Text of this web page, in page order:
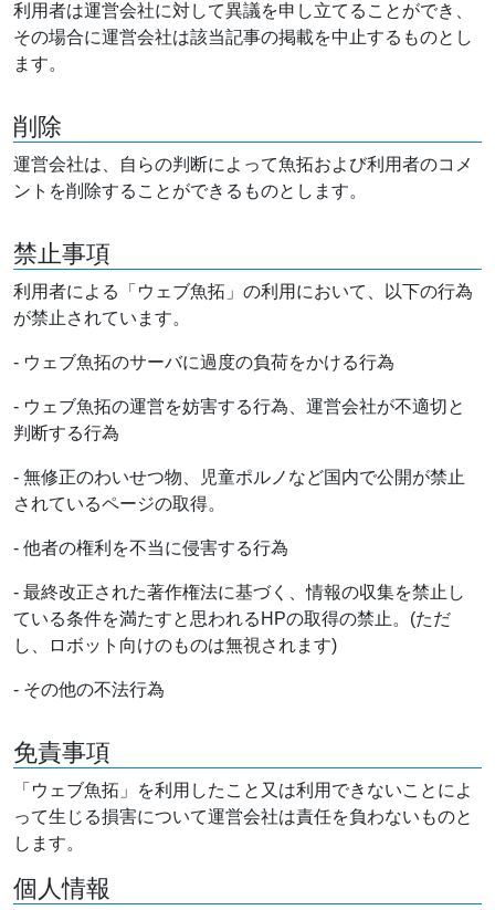
利用者は運営会社に対して異議を申し立てることができ、
その場合に運営会社は該当記事の掲載を中止するものとし
ます。
削除
運営会社は、自らの判断によって魚拓および利用者のコメ
ントを削除することができるものとします。
禁止事項
利用者による「ウェブ魚拓」の利用において、以下の行為
が禁止されています。
- ウェブ魚拓のサーバに過度の負荷をかける行為
- ウェブ魚拓の運営を妨害する行為、運営会社が不適切と
判断する行為
- 無修正のわいせつ物、児童ポルノなど国内で公開が禁止
されているページの取得。
- 他者の権利を不当に侵害する行為
- 最終改正された著作権法に基づく、情報の収集を禁止し
ている条件を満たすと思われるHPの取得の禁止。(ただ
し、ロボット向けのものは無視されます)
- その他の不法行為
免責事項
「ウェブ魚拓」を利用したこと又は利用できないことによ
って生じる損害について運営会社は責任を負わないものと
します。
個人情報